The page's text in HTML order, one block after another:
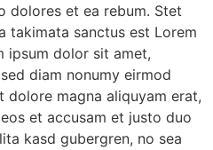
dolores et ea rebum. Stet
takimata sanctus est Lorem
ipsum dolor sit amet,
diam nonumy eirmod
magna aliquyam erat,
et accusam et justo duo
kasd gubergren, no sea